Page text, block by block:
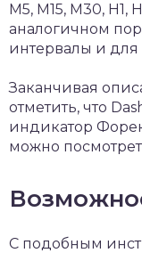
М5, М15, М30, Н1,
аналогичном
интервалы и для
Заканчивая
отметить, что
индикатор
можно
С подобным